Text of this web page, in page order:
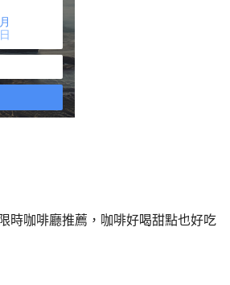
時咖啡廳推薦，咖啡好喝甜點也好吃